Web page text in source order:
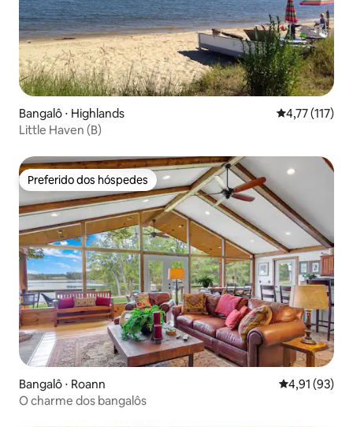
Bangalô ⋅ Highlands 4,77 de uma
4,77 (117)
Little Haven (B)
Preferido dos hóspedes
Preferido dos hóspedes
Bangalô ⋅ Roann 4,91 de uma
4,91 (93)
O charme dos bangalôs